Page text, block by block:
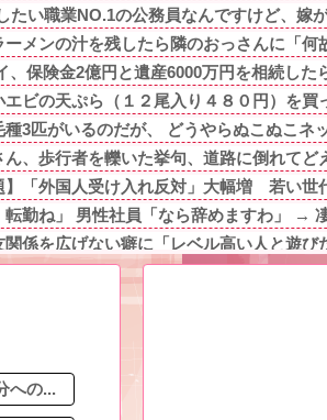
たい職業NO.1の公務員なんですけど、嫁
ーメンの汁を残したら隣のおっさんに「何
、保険金2億円と遺産6000万円を相続した
エビの天ぷら（１２尾入り４８０円）を買
種3匹がいるのだが、 どうやらぬこぬこネ
ん、歩行者を轢いた挙句、道路に倒れて
】「外国人受け入れ反対」大幅増 若い世
転勤ね」 男性社員「なら辞めますわ」 →
関係を広げない癖に「レベル高い人と遊
マ娘バストTOP20他
さん、ぶち切れ「電車内でこういうポジの
への...